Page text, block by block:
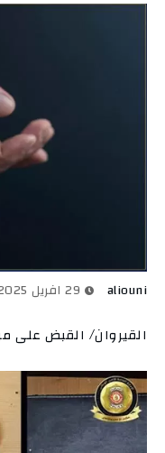
aliouni
القيروان/ القبض على